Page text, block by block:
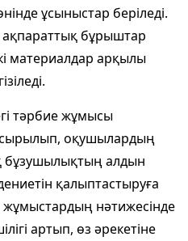
ұсыныстар беріледі.
бұрыштар
материалдар арқылы
тәрбие жұмысы
оқушылардың
бұзушылықтың алдын
қалыптастыруға
нәтижесінде
артып, өз әрекетіне